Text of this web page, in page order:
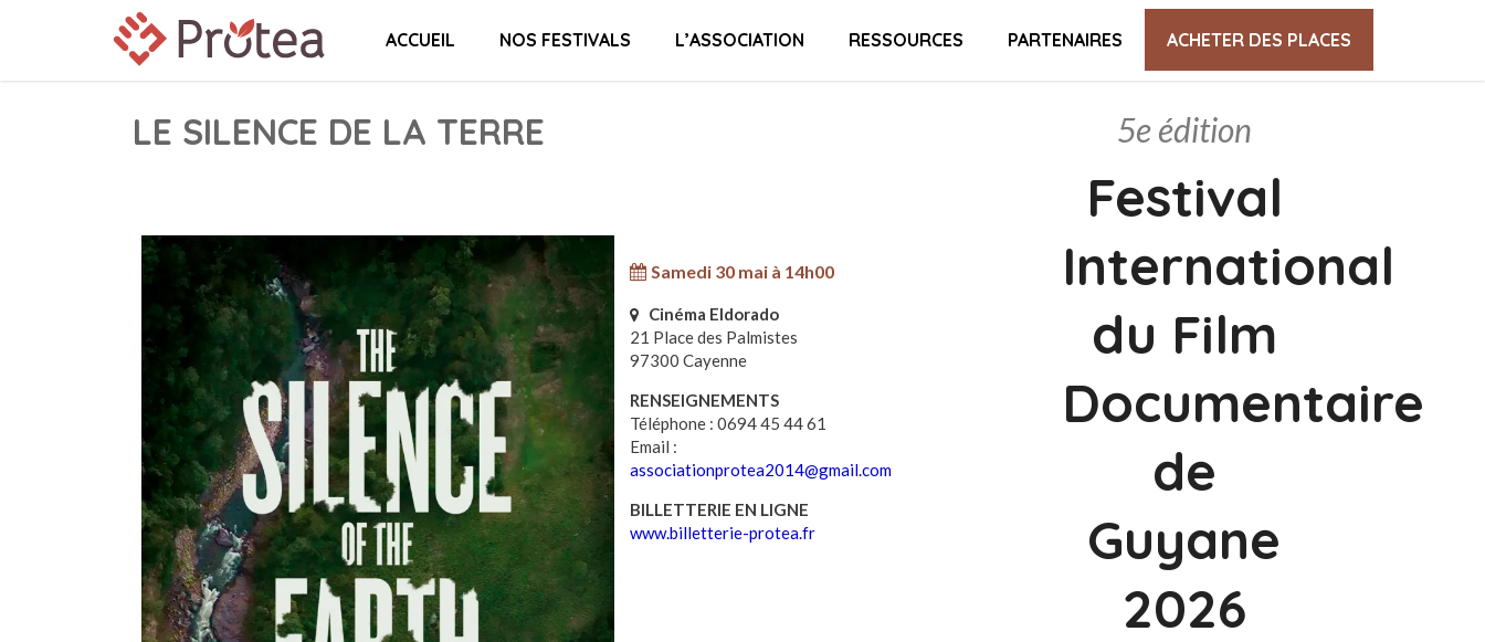
ACCUEIL NOS FESTIVALS L’ASSOCIATION RESSOURCES PARTENAIRES ACHETER DES PLACES
LE SILENCE DE LA TERRE
Samedi 30 mai à 14h00
Cinéma Eldorado
21 Place des Palmistes
97300 Cayenne
RENSEIGNEMENTS
Téléphone : 0694 45 44 61
Email :
associationprotea2014@gmail.com
BILLETTERIE EN LIGNE
www.billetterie-protea.fr
5e édition
Festival
International
du Film
Documentaire
de
Guyane
2026